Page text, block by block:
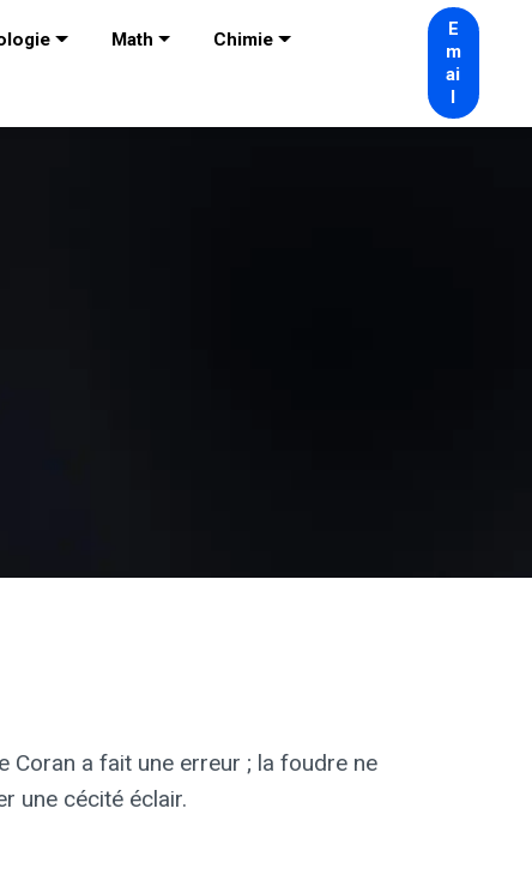
Math Chimie
E
m
ai
l
Coran a fait une erreur ; la foudre ne
une cécité éclair.